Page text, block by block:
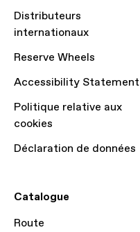
Distributeurs
internationaux
Reserve Wheels
Accessibility Statement
Politique relative aux
cookies
Déclaration de données
Catalogue
Route